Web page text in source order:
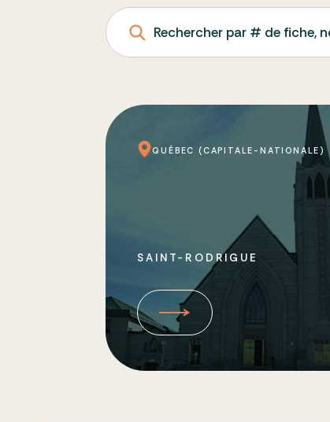
Rechercher par # de fiche,
QUÉBEC (CAPITALE-NATIONALE)
SAINT-RODRIGUE